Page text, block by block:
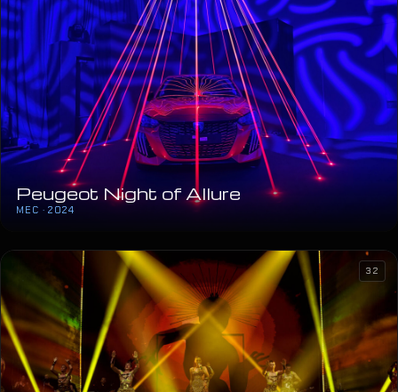
Peugeot Night of Allure
MEC · 2024
32